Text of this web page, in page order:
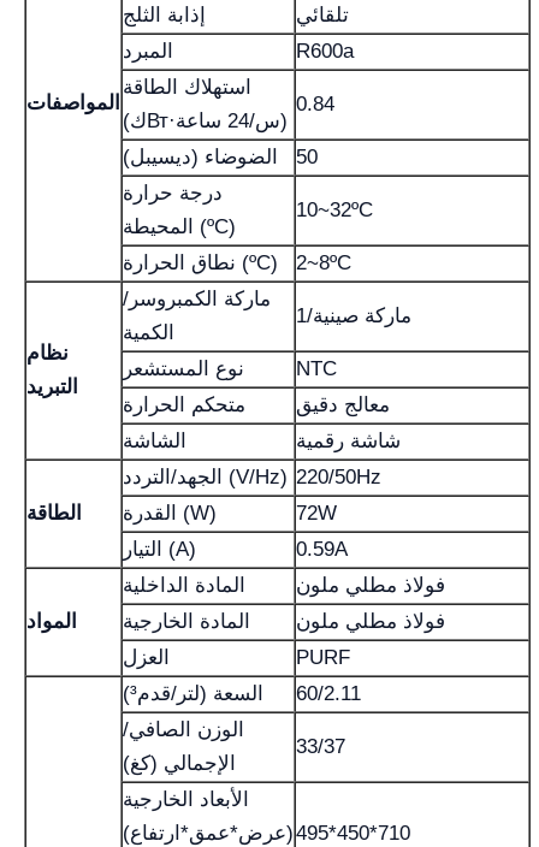
المواصفات
إذابة الثلج
تلقائي
المبرد
R600a
استهلاك الطاقة
(كВт·س/24 ساعة)
0.84
الضوضاء (ديسيبل)
50
درجة حرارة
المحيطة (ºC)
10~32ºC
نطاق الحرارة (ºC) 2~8ºC
نظام
التبريد
ماركة الكمبروسر/
الكمية
ماركة صينية/1
نوع المستشعر
NTC
متحكم الحرارة
معالج دقيق
الشاشة
شاشة رقمية
الطاقة
الجهد/التردد (V/Hz) 220/50Hz
القدرة (W)
72W
التيار (A)
0.59A
المواد
المادة الداخلية
فولاذ مطلي ملون
المادة الخارجية
فولاذ مطلي ملون
العزل
PURF
السعة (لتر/قدم³)
60/2.11
الوزن الصافي/
الإجمالي (كغ)
33/37
الأبعاد الخارجية
(عرض*عمق*ارتفاع)495*450*710